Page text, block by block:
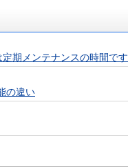
期メンテナンスの時間です
の違い